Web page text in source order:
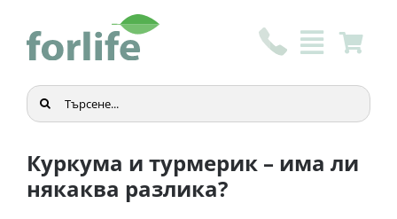
content
Търсене
...
Куркума и турмерик – има ли
някаква разлика?